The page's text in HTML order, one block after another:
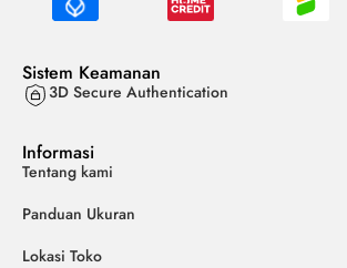
Sistem Keamanan
3D Secure Authentication
Informasi
Tentang kami
Panduan Ukuran
Lokasi Toko